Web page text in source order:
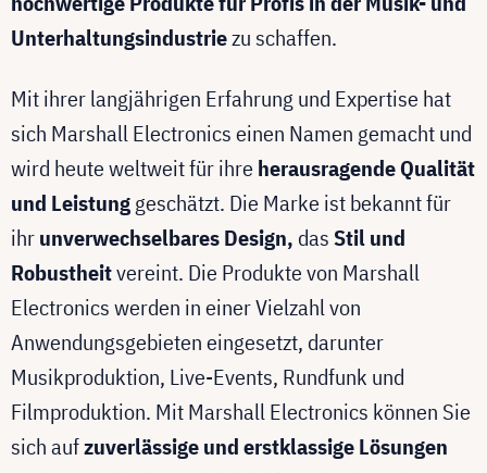
Unterhaltungsindustriezu schaffen.
Mit ihrer langjährigen Erfahrung und Expertise hat
sich Marshall Electronics einen Namen gemacht und
wird heute weltweit für ihre herausragende Qualität
und Leistunggeschätzt. Die Marke ist bekannt für
ihrunverwechselbares Design, dasStil und
Robustheitvereint. Die Produkte von Marshall
Electronics werden in einer Vielzahl von
Anwendungsgebieten eingesetzt, darunter
Musikproduktion, Live-Events, Rundfunk und
Filmproduktion. Mit Marshall Electronics können Sie
sich aufzuverlässige und erstklassige Lösungen